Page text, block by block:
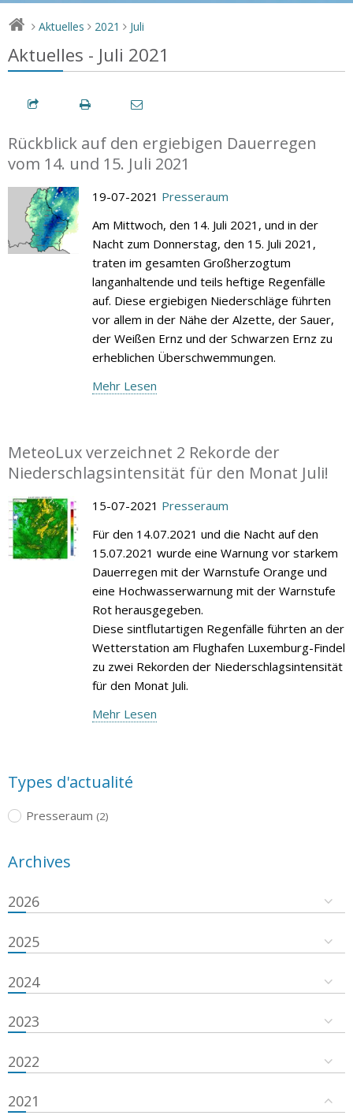
> Aktuelles > 2021 > Juli
Aktuelles - Juli 2021
Rückblick auf den ergiebigen Dauerregen
vom 14. und 15. Juli 2021
19-07-2021 Presseraum
Am Mittwoch, den 14. Juli 2021, und in der
Nacht zum Donnerstag, den 15. Juli 2021,
traten im gesamten Großherzogtum
langanhaltende und teils heftige Regenfälle
auf. Diese ergiebigen Niederschläge führten
vor allem in der Nähe der Alzette, der Sauer,
der Weißen Ernz und der Schwarzen Ernz zu
erheblichen Überschwemmungen.
Mehr Lesen
MeteoLux verzeichnet 2 Rekorde der
Niederschlagsintensität für den Monat Juli!
15-07-2021 Presseraum
Für den 14.07.2021 und die Nacht auf den
15.07.2021 wurde eine Warnung vor starkem
Dauerregen mit der Warnstufe Orange und
eine Hochwasserwarnung mit der Warnstufe
Rot herausgegeben.
Diese sintflutartigen Regenfälle führten an der
Wetterstation am Flughafen Luxemburg-Findel
zu zwei Rekorden der Niederschlagsintensität
für den Monat Juli.
Mehr Lesen
Types d'actualité
Presseraum (2)
Archives
2026
2025
2024
2023
2022
2021